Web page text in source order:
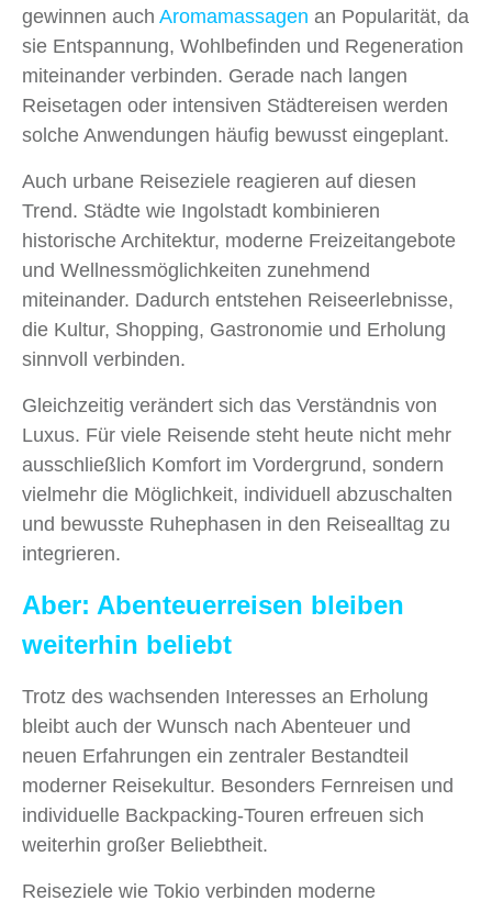
gewinnen auch Aromamassagen an Popularität, da
sie Entspannung, Wohlbefinden und Regeneration
miteinander verbinden. Gerade nach langen
Reisetagen oder intensiven Städtereisen werden
solche Anwendungen häufig bewusst eingeplant.
Auch urbane Reiseziele reagieren auf diesen
Trend. Städte wie Ingolstadt kombinieren
historische Architektur, moderne Freizeitangebote
und Wellnessmöglichkeiten zunehmend
miteinander. Dadurch entstehen Reiseerlebnisse,
die Kultur, Shopping, Gastronomie und Erholung
sinnvoll verbinden.
Gleichzeitig verändert sich das Verständnis von
Luxus. Für viele Reisende steht heute nicht mehr
ausschließlich Komfort im Vordergrund, sondern
vielmehr die Möglichkeit, individuell abzuschalten
und bewusste Ruhephasen in den Reisealltag zu
integrieren.
Aber: Abenteuerreisen bleiben
weiterhin beliebt
Trotz des wachsenden Interesses an Erholung
bleibt auch der Wunsch nach Abenteuer und
neuen Erfahrungen ein zentraler Bestandteil
moderner Reisekultur. Besonders Fernreisen und
individuelle Backpacking-Touren erfreuen sich
weiterhin großer Beliebtheit.
Reiseziele wie Tokio verbinden moderne